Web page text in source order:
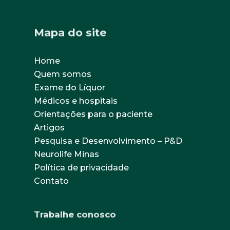
Mapa do site
Home
Quem somos
Exame do Líquor
Médicos e hospitais
Orientações para o paciente
Artigos
Pesquisa e Desenvolvimento – P&D
Neurolife Minas
Política de privacidade
Contato
Trabalhe conosco